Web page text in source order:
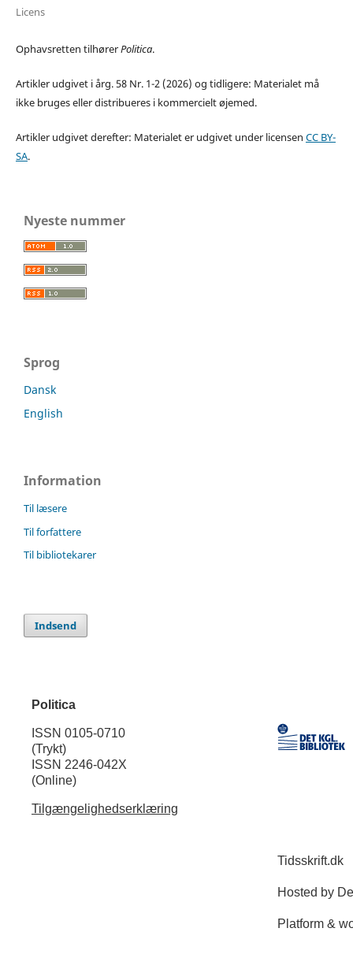
Licens
Ophavsretten tilhørerPolitica.
Artikler udgivet i årg. 58 Nr. 1-2 (2026) og tidligere: Materialet må
ikke bruges eller distribueres i kommercielt øjemed.
Artikler udgivet derefter: Materialet er udgivet under licensen CC BY-
SA.
Nyeste nummer
Sprog
Dansk
English
Information
Til læsere
Til forfattere
Til bibliotekarer
Indsend
Politica
ISSN 0105-0710
(Trykt)
ISSN 2246-042X
(Online)
Tilgængelighedserklæring